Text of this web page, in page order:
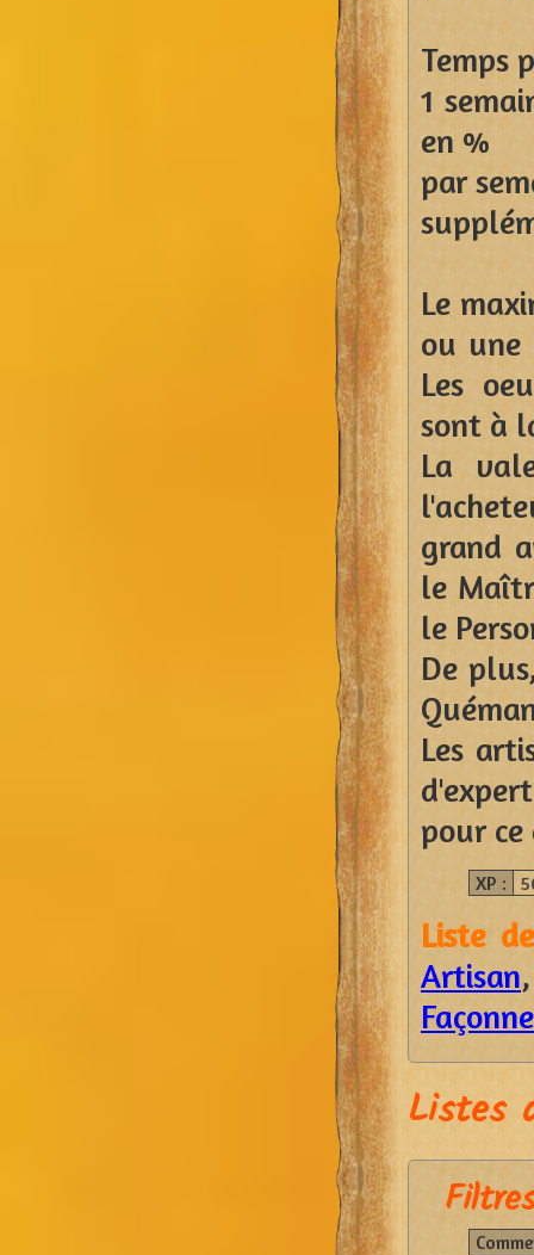
Temps
1
en %
par
Le
ou une
Les
sont à
La
grand
le
le
De
Les
pour
XP :
Liste
Artisan
Listes